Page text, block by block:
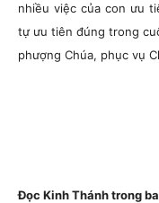
nhiều việc của con ưu
tự ưu tiên đúng trong
phượng Chúa, phục vụ
Đọc Kinh Thánh trong